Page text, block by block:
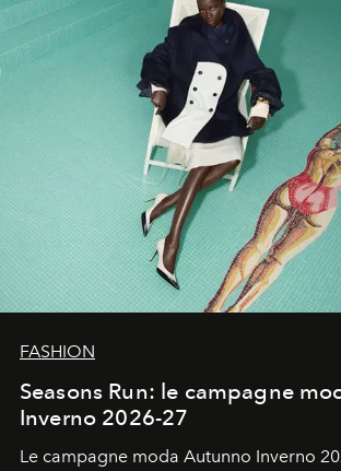
FASHION
Seasons Run: le campagne
Inverno 2026-27
Le campagne moda Autunno Inverno